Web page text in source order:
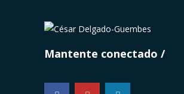
Mantente conectado
...